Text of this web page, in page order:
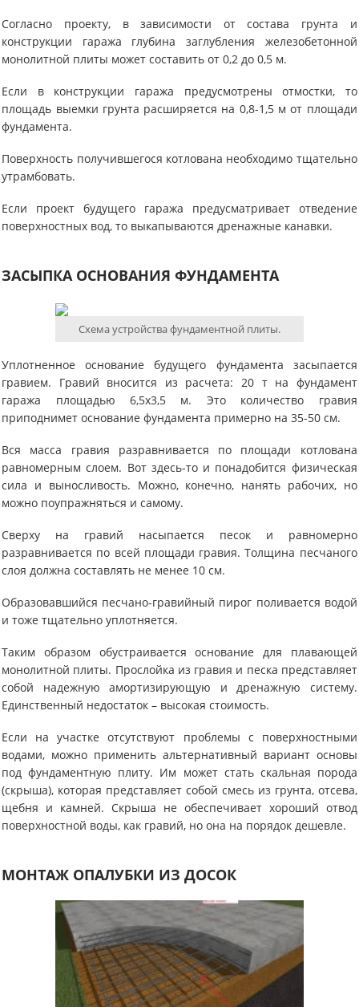
Согласно проекту, в зависимости от состава грунта и
конструкции гаража глубина заглубления железобетонной
монолитной плиты может составить от 0,2 до 0,5 м.
Если в конструкции гаража предусмотрены отмостки, то
площадь выемки грунта расширяется на 0,8-1,5 м от площади
фундамента.
Поверхность получившегося котлована необходимо тщательно
утрамбовать.
Если проект будущего гаража предусматривает отведение
поверхностных вод, то выкапываются дренажные канавки.
ЗАСЫПКА ОСНОВАНИЯ ФУНДАМЕНТА
Схема устройства фундаментной плиты.
Уплотненное основание будущего фундамента засыпается
гравием. Гравий вносится из расчета: 20 т на фундамент
гаража площадью 6,5х3,5 м. Это количество гравия
приподнимет основание фундамента примерно на 35-50 см.
Вся масса гравия разравнивается по площади котлована
равномерным слоем. Вот здесь-то и понадобится физическая
сила и выносливость. Можно, конечно, нанять рабочих, но
можно поупражняться и самому.
Сверху на гравий насыпается песок и равномерно
разравнивается по всей площади гравия. Толщина песчаного
слоя должна составлять не менее 10 см.
Образовавшийся песчано-гравийный пирог поливается водой
и тоже тщательно уплотняется.
Таким образом обустраивается основание для плавающей
монолитной плиты. Прослойка из гравия и песка представляет
собой надежную амортизирующую и дренажную систему.
Единственный недостаток – высокая стоимость.
Если на участке отсутствуют проблемы с поверхностными
водами, можно применить альтернативный вариант основы
под фундаментную плиту. Им может стать скальная порода
(скрыша), которая представляет собой смесь из грунта, отсева,
щебня и камней. Скрыша не обеспечивает хороший отвод
поверхностной воды, как гравий, но она на порядок дешевле.
МОНТАЖ ОПАЛУБКИ ИЗ ДОСОК